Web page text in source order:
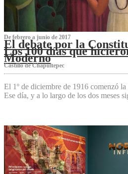
De febrero a junio de 2017
El debate por la
Los 100 días que
Moderno
Castillo de Chapultepec
El 1º de diciembre de 1916 comenzó
Ese día, y a lo largo de los dos meses